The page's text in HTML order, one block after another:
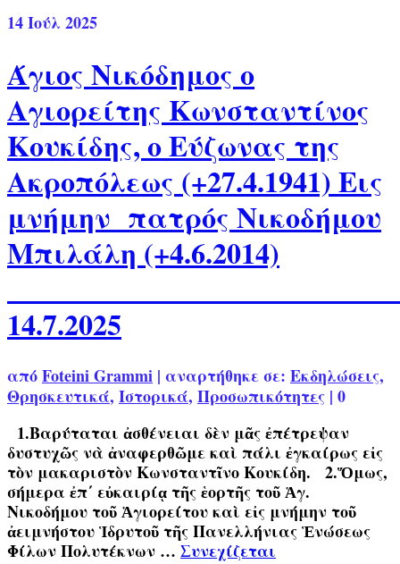
14Ιούλ 2025
Άγιος Νικόδημος ο
Αγιορείτης Κωνσταντίνος
Κουκίδης, ο Εύζωνας της
Ακροπόλεως (+27.4.1941) Εις
μνήμην πατρός Νικοδήμου
Μπιλάλη (+4.6.2014)
14.7.2025
απόFoteini Grammi | αναρτήθηκε σε: Εκδηλώσεις,
Θρησκευτικά, Ιστορικά, Προσωπικότητες | 0
1.Βαρύταται ἀσθένειαι δὲν μᾶς ἐπέτρεψαν
δυστυχῶς νὰ ἀναφερθῶμε καὶ πάλι ἐγκαίρως εἰς
τὸν μακαριστὸν Κωνσταντῖνο Κουκίδη. 2.Ὅμως,
σήμερα ἐπ΄ εὐκαιρίᾳ τῆς ἑορτῆς τοῦ Ἁγ.
Νικοδήμου τοῦ Ἁγιορείτου καὶ εἰς μνήμην τοῦ
ἀειμνήστου Ἱδρυτοῦ τῆς Πανελλήνιας Ἑνώσεως
Φίλων Πολυτέκνων … Συνεχίζεται